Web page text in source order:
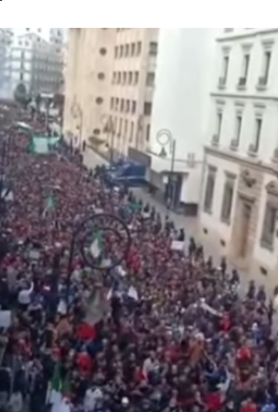
UNIS
de l’option militaire
ETATS-UNIS
noires comptent: l’urgence de la démilitarisation de la Police militaire